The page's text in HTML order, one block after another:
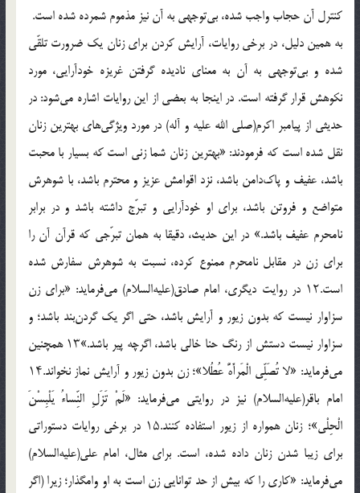
کنترل آن حجاب واجب شده، بی‌توجهی به آن نیز مذموم شمرده شده است.
به همین دلیل، در برخی روایات، آرایش کردن برای زنان یک ضرورت تلقّی
شده و بی‌توجهی به آن به معنای نادیده گرفتن غریزه خودآرایی، مورد
نکوهش قرار گرفته است. در اینجا به بعضی از این روایات اشاره می‌شود: در
حدیثی از پیامبر اکرم(صلی الله علیه و آله) در مورد ویژگی‌های بهترین زنان
نقل شده است که فرمودند: «بهترین زنان شما زنی است که بسیار با محبت
باشد، عفیف و پاک‌دامن باشد، نزد اقوامش عزیز و محترم باشد، با شوهرش
متواضع و فروتن باشد، برای او خودآرایی و تبرّج داشته باشد و در برابر
نامحرم عفیف باشد.» در این حدیث، دقیقا به همان تبرّجی که قرآن آن را
برای زن در مقابل نامحرم ممنوع کرده، نسبت به شوهرش سفارش شده
است.۱۲ در روایت دیگری، امام صادق(علیه‌السلام) می‌فرماید: «برای زن
سزاوار نیست که بدون زیور و آرایش باشد، حتی اگر یک گردن‌بند باشد؛ و
سزاوار نیست دستش از رنگ حنا خالی باشد، اگرچه پیر باشد.»۱۳ همچنین
می‌فرماید: «لا تُصَلِّی الْمَرأَهُٔ عُطُلا»؛ زن بدون زیور و آرایش نماز نخواند.۱۴
امام باقر(علیه‌السلام) نیز در روایتی می‌فرماید: «لَمْ تَزَلِ النِّساءُ یَلْبِسْنَ
الْحِلْی»؛ زنان همواره از زیور استفاده کنند.۱۵ در برخی روایات دستوراتی
برای زیبا شدن زنان داده شده، است. برای مثال، امام علی(علیه‌السلام)
می‌فرماید: «کاری را که بیش از حد توانایی زن است به او وامگذار؛ زیرا (اگر